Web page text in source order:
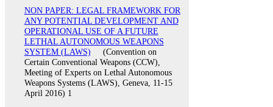
NON PAPER: LEGAL FRAMEWORK FOR
ANY POTENTIAL DEVELOPMENT AND
OPERATIONAL USE OF A FUTURE
LETHAL AUTONOMOUS WEAPONS
SYSTEM (LAWS)
(Convention on
Certain Conventional Weapons (CCW),
Meeting of Experts on Lethal Autonomous
Weapons Systems (LAWS), Geneva, 11-15
April 2016) 1